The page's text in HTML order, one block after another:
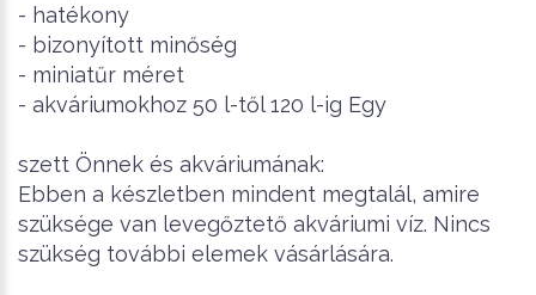
- hatékony
- bizonyított minőség
- miniatűr méret
- akváriumokhoz 50 l-től 120 l-ig Egy
szett Önnek és akváriumának:
Ebben a készletben mindent megtalál, amire
szüksége van levegőztető akváriumi víz. Nincs
szükség további elemek vásárlására.